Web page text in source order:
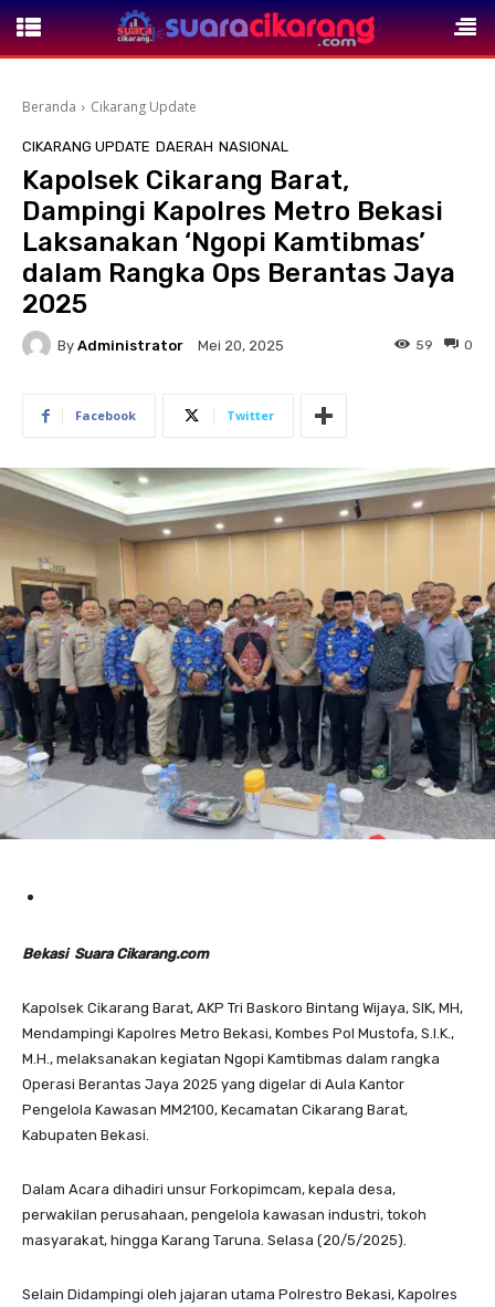
Beranda Cikarang Update
CIKARANG UPDATE DAERAH NASIONAL
Kapolsek Cikarang Barat,
Dampingi Kapolres Metro Bekasi
Laksanakan ‘Ngopi Kamtibmas’
dalam Rangka Ops Berantas Jaya
2025
By Administrator Mei 20, 2025 0
59
Facebook Twitter
Bekasi Suara Cikarang.com
Kapolsek Cikarang Barat, AKP Tri Baskoro Bintang Wijaya, SIK, MH,
Mendampingi Kapolres Metro Bekasi, Kombes Pol Mustofa, S.I.K.,
M.H., melaksanakan kegiatan Ngopi Kamtibmas dalam rangka
Operasi Berantas Jaya 2025 yang digelar di Aula Kantor
Pengelola Kawasan MM2100, Kecamatan Cikarang Barat,
Kabupaten Bekasi.
Dalam Acara dihadiri unsur Forkopimcam, kepala desa,
perwakilan perusahaan, pengelola kawasan industri, tokoh
masyarakat, hingga Karang Taruna. Selasa (20/5/2025).
Selain Didampingi oleh jajaran utama Polrestro Bekasi, Kapolres